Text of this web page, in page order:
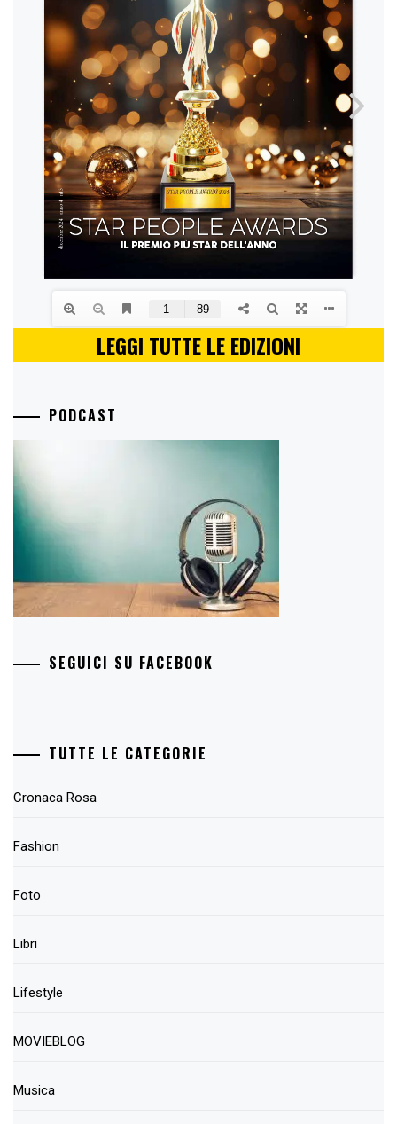
LEGGI TUTTE LE EDIZIONI
PODCAST
SEGUICI SU FACEBOOK
TUTTE LE CATEGORIE
Cronaca Rosa
Fashion
Foto
Libri
Lifestyle
MOVIEBLOG
Musica